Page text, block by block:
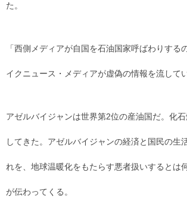
た。
「西側メディアが自国を石油国家呼ばわりする
イクニュース・メディアが虚偽の情報を流してい
アゼルバイジャンは世界第2位の産油国だ。化
してきた。アゼルバイジャンの経済と国民の生
れを、地球温暖化をもたらす悪者扱いするとは
が伝わってくる。